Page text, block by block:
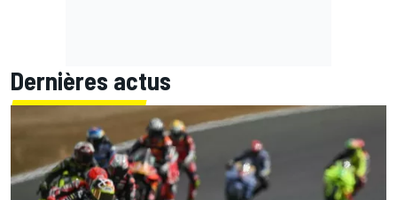
Dernières actus